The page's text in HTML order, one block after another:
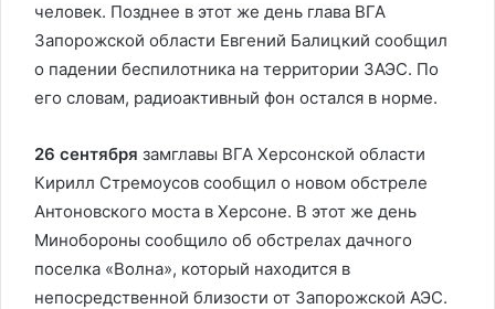
человек. Позднее в этот же день глава ВГА
Запорожской области Евгений Балицкий сообщил
о падении беспилотника на территории ЗАЭС. По
его словам, радиоактивный фон остался в норме.
26 сентября замглавы ВГА Херсонской области
Кирилл Стремоусов сообщил о новом обстреле
Антоновского моста в Херсоне. В этот же день
Минобороны сообщило об обстрелах дачного
поселка «Волна», который находится в
непосредственной близости от Запорожской АЭС.